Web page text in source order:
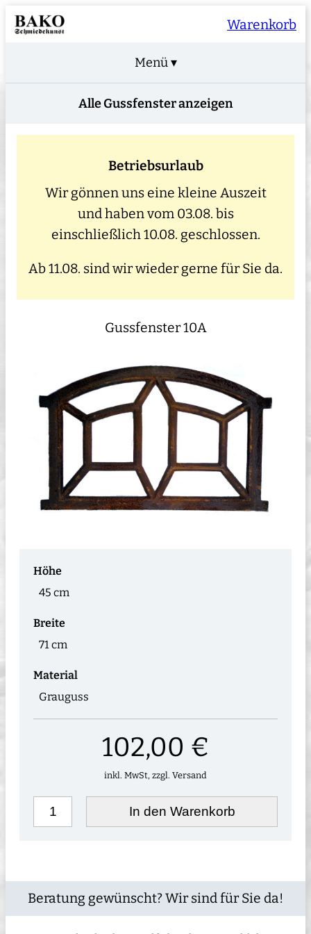
Warenkorb
Menü ▾
Alle Gussfenster anzeigen
Betriebsurlaub
Wir gönnen uns eine kleine Auszeit
und haben vom 03.08. bis
einschließlich 10.08. geschlossen.
Ab 11.08. sind wir wieder gerne für Sie da.
Gussfenster 10A
Höhe
45 cm
Breite
71 cm
Material
Grauguss
102,00 €
inkl. MwSt, zzgl. Versand
In den Warenkorb
Beratung gewünscht? Wir sind für Sie da!